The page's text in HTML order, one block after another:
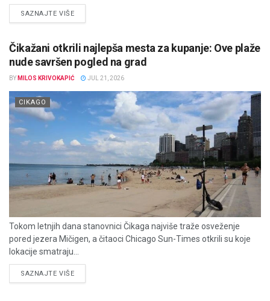
SAZNAJTE VIŠEDETAILS
Čikažani otkrili najlepša mesta za kupanje: Ove plaže
nude savršen pogled na grad
BY MILOS KRIVOKAPIĆ JUL 21, 2026
CIKAGO
Tokom letnjih dana stanovnici Čikaga najviše traže osveženje
pored jezera Mičigen, a čitaoci Chicago Sun-Times otkrili su koje
lokacije smatraju...
SAZNAJTE VIŠEDETAILS